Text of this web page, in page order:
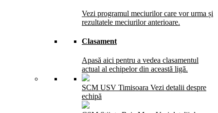
Vezi programul meciurilor care vor urma și
rezultatele meciurilor anterioare.
Clasament
Apasă aici pentru a vedea clasamentul
actual al echipelor din această ligă.
SCM USV Timisoara Vezi detalii despre
echipă